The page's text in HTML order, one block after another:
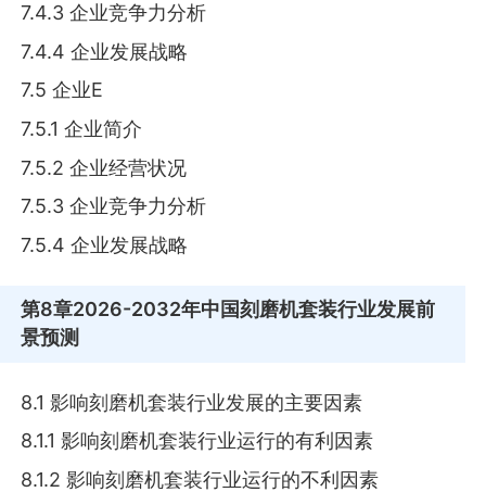
7.4.3 企业竞争力分析
7.4.4 企业发展战略
7.5 企业E
7.5.1 企业简介
7.5.2 企业经营状况
7.5.3 企业竞争力分析
7.5.4 企业发展战略
第8章2026-2032年中国刻磨机套装行业发展前
景预测
8.1 影响刻磨机套装行业发展的主要因素
8.1.1 影响刻磨机套装行业运行的有利因素
8.1.2 影响刻磨机套装行业运行的不利因素